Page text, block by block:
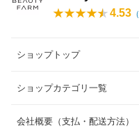
4.53 （
ショップトップ
ショップカテゴリ一覧
会社概要（支払・配送方法）